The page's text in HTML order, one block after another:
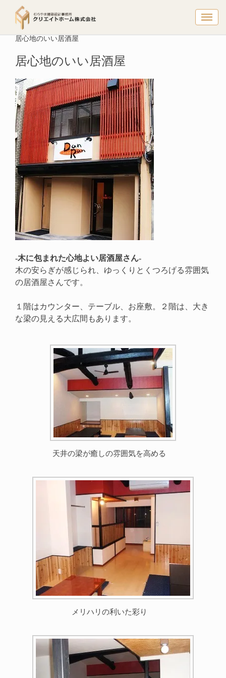
居心地の
トップページ
居心地のいい居酒屋
居心地のいい居酒屋
-木に包まれた心地よい居酒屋さん-
木の安らぎが感じられ、ゆっくりとくつろげる雰囲気
の居酒屋さんです。
１階はカウンター、テーブル、お座敷。２階は、大き
な梁の見える大広間もあります。
天井の梁が癒しの雰囲気を高める
メリハリの利いた彩り